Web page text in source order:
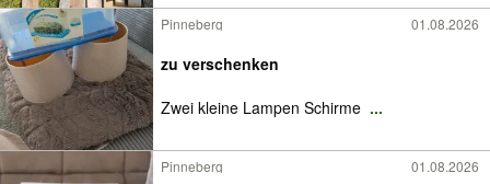
Pinneberg 01.08.2026
zu verschenken
Zwei kleine Lampen Schirme ...
Pinneberg 01.08.2026